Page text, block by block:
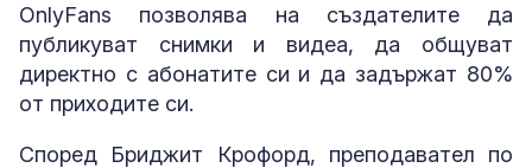
OnlyFans позволява на създателите да
публикуват снимки и видеа, да общуват
директно с абонатите си и да задържат 80%
от приходите си.
Според Бриджит Крофорд, преподавател по